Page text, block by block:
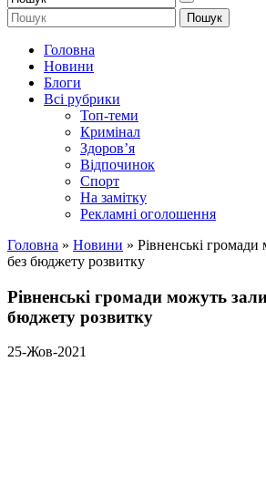
Головна
Новини
Блоги
Всі рубрики
Топ-теми
Кримінал
Здоров’я
Відпочинок
Спорт
На замітку
Рекламні оголошення
Головна » Новини » Рівненські
без бюджету розвитку
Рівненські громади можуть
бюджету розвитку
25-Жов-2021